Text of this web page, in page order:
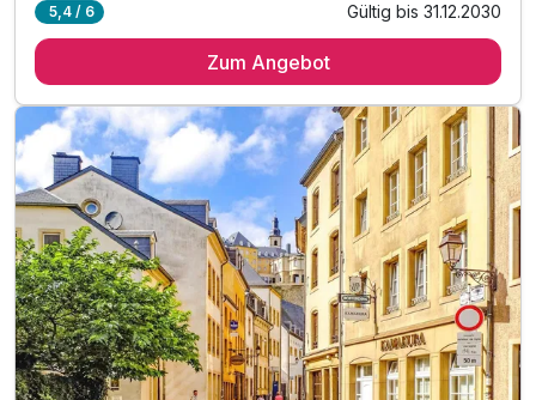
Frühstück kann vor Ort dazubuchbar (25€/Person)
inkl. Nutzung aller öffentlichen Verkehrsmittel
inkl. Voucher im Hotelshop
inkl. Nutzung des Sauna- und Fitnessbereichs
inkl. Außenparkplatz am Hotel nach Verfügbarkeit
inkl. WLAN Nutzung
Kinder von 0-6,99 Jahren kostenfrei im Elternbett
5,4 / 6 Gültig bis 31.12.2030
Zum Angebot